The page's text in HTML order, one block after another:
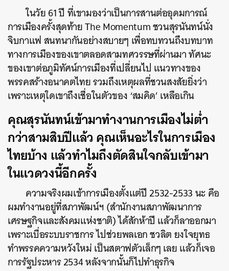
ในวัย 61 ปี ที่เขามองว่าเป็นการสานต่ออุดมการณ์
การเมืองครั้งสุดท้าย The Momentum ชวนสุรนันทน์นั่ง
จิบกาแฟ สนทนากันอย่างสบายๆ เพื่อทบทวนถึงบทบาท
ทางการเมืองของเขาตลอดสามทศวรรษที่ผ่านมา ทัศนะ
ของเขาต่อภูมิทัศน์การเมืองที่เปลี่ยนไป แนวทางของ
พรรคสร้างอนาคตไทย รวมถึงเหตุผลที่ชวนสงสัยยิ่งว่า
เพราะเหตุใดเขาถึงเชื่อในตัวของ ‘สมคิด’ เหลือเกิน
คุณสุรนันทน์เข้ามาทำงานการเมืองไม่ต่ำ
กว่าสามสิบปีแล้ว คุณเห็นอะไรในการเมือง
ไทยบ้าง แล้วทำไมถึงตัดสินใจกลับเข้ามา
ในแวดวงนี้อีกครั้ง
ความจริงผมเข้าการเมืองตั้งแต่ปี 2532-2533 นะ คือ
ผมทำงานอยู่ที่สภาพัฒน์ฯ (สำนักงานสภาพัฒนาการ
เศรษฐกิจและสังคมแห่งชาติ) ได้สักห้าปี แล้วก็ลาออกมา
เพราะเบื่อระบบราชการ ไปช่วยพลเอก ชวลิต ยงใจยุทธ
ทำพรรคความหวังใหม่ เป็นสตาฟตัวเล็กๆ เลย แล้วก็เจอ
การรัฐประหาร 2534 หลังจากนั้นก็ไปทำธุรกิจ